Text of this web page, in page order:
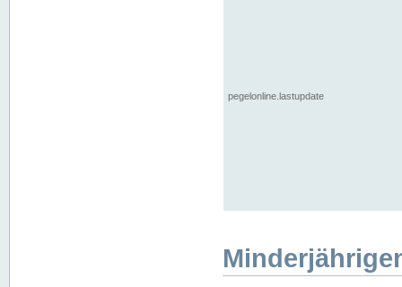
pegelonline.lastupdate